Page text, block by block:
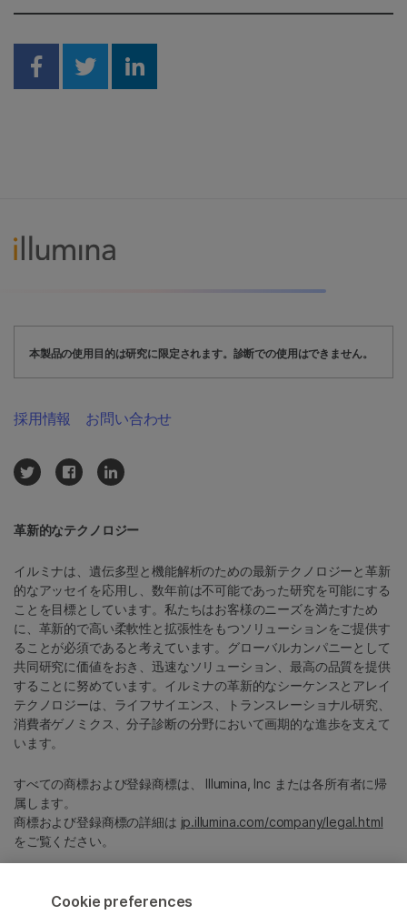
Share on Facebook
Share on Twitter
Share on Linkedin
本製品の使用目的は研究に限定されます。診断での使用はできません。
革新的なテクノロジー
イルミナは、遺伝多型と機能解析のための最新テクノロジーと革新
的なアッセイを応用し、数年前は不可能であった研究を可能にする
ことを目標としています。私たちはお客様のニーズを満たすため
に、革新的で高い柔軟性と拡張性をもつソリューションをご提供す
ることが必須であると考えています。グローバルカンパニーとして
共同研究に価値をおき、迅速なソリューション、最高の品質を提供
することに努めています。イルミナの革新的なシーケンスとアレイ
テクノロジーは、ライフサイエンス、トランスレーショナル研究、
消費者ゲノミクス、分子診断の分野において画期的な進歩を支えて
います。
すべての商標および登録商標は、 Illumina, Inc または各所有者に帰
属します。
商標および登録商標の詳細は jp.illumina.com/company/legal.html
をご覧ください。
Cookie Management Center
採用情報 お問い合わせ
Cookie preferences